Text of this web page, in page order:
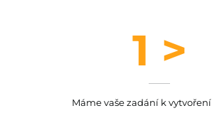
1 >
Máme vaše zadání k